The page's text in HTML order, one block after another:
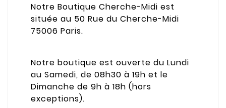
Notre Boutique Cherche-Midi est
située au 50 Rue du Cherche-Midi
75006 Paris.
Notre boutique est ouverte du Lundi
au Samedi, de 08h30 à 19h et le
Dimanche de 9h à 18h (hors
exceptions).